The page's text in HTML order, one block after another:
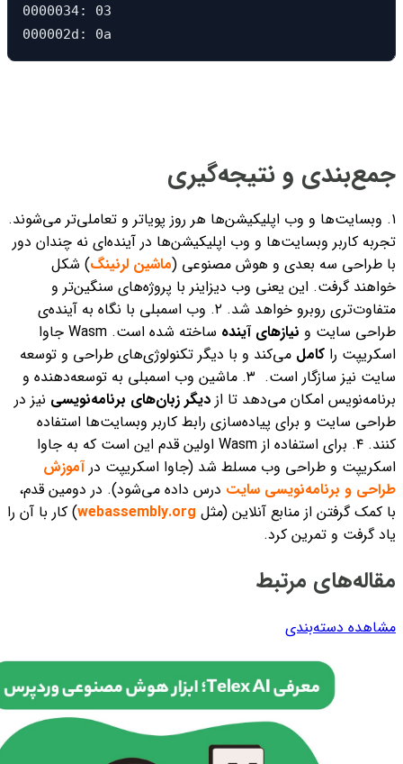
0000034: 03                                        ;
000002d: 0a
جمع‌بندی و نتیجه‌گیری
۱. وبسایت‌ها و وب اپلیکیشن‌ها هر روز پویاتر و تعاملی‌تر می‌شوند.
تجربه کاربر وبسایت‌ها و وب اپلیکیشن‌ها در آینده‌ای نه‌ چندان دور
با طراحی سه بعدی و هوش مصنوعی (ماشین لرنینگ) شکل
خواهند گرفت. این یعنی وب دیزاینر با پروژه‌های سنگین‌تر و
متفاوت‌تری روبرو خواهد شد.
۲. وب اسمبلی با نگاه به آینده‌ی
طراحی سایت و نیازهای آینده
ساخته شده است. Wasm جاوا
اسکریپت را کامل می‌کند و با دیگر تکنولوژی‌های طراحی و توسعه
سایت نیز سازگار است.
۳. ماشین وب اسمبلی به توسعه‌‌دهنده و
برنامه‌نویس امکان می‌دهد تا از دیگر زبان‌های برنامه‌نویسی نیز در
طراحی سایت و برای پیاده‌سازی رابط کاربر وبسایت‌ها استفاده
کنند.
۴. برای استفاده از Wasm اولین قدم این است که به جاوا
اسکریپت و طراحی وب مسلط شد (جاوا اسکریپت درآموزش
طراحی و برنامه‌نویسی سایت درس داده می‌شود). در دومین قدم،
با کمک گرفتن از منابع آنلاین (مثل webassembly.org) کار با آن را
یاد گرفت و تمرین کرد.
مقاله‌های مرتبط
مشاهده دسته‌بندی